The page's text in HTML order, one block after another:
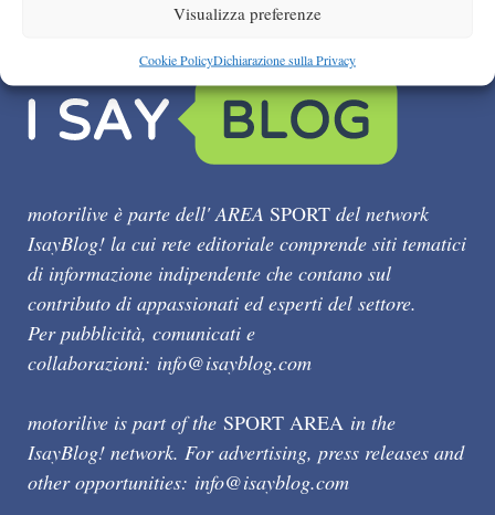
Visualizza preferenze
Cookie PolicyDichiarazione sulla Privacy
motorilive è parte dell' AREA SPORT del network
IsayBlog! la cui rete editoriale comprende siti tematici
di informazione indipendente che contano sul
contributo di appassionati ed esperti del settore.
Per pubblicità, comunicati e
collaborazioni: info@isayblog.com
motorilive is part of the SPORT AREA in the
IsayBlog! network. For advertising, press releases and
other opportunities: info@isayblog.com